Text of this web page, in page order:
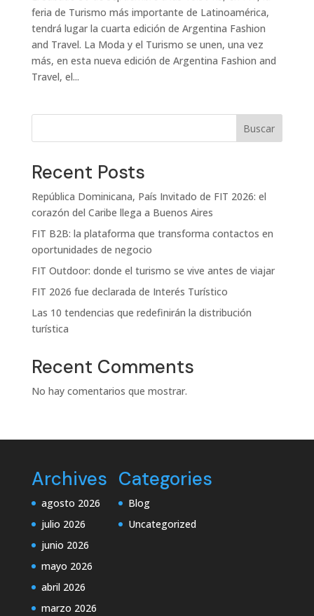
feria de Turismo más importante de Latinoamérica,
tendrá lugar la cuarta edición de Argentina Fashion
and Travel. La Moda y el Turismo se unen, una vez
más, en esta nueva edición de Argentina Fashion and
Travel, el...
Buscar
Recent Posts
República Dominicana, País Invitado de FIT 2026: el
corazón del Caribe llega a Buenos Aires
FIT B2B: la plataforma que transforma contactos en
oportunidades de negocio
FIT Outdoor: donde el turismo se vive antes de viajar
FIT 2026 fue declarada de Interés Turístico
Las 10 tendencias que redefinirán la distribución
turística
Recent Comments
No hay comentarios que mostrar.
Archives
agosto 2026
julio 2026
junio 2026
mayo 2026
abril 2026
marzo 2026
Categories
Blog
Uncategorized